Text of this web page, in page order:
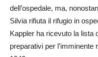
dell’ospedale, ma,
Silvia rifiuta il rifugio in
Kappler ha ricevuto la lista
preparativi per